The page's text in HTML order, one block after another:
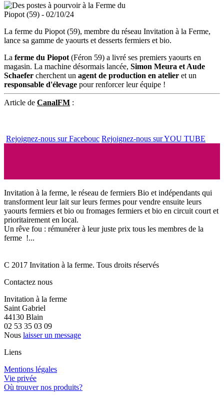
La ferme du Piopot (59), membre du réseau Invitation à la Ferme,
lance sa gamme de yaourts et desserts fermiers et bio.
La ferme du Piopot (Féron 59) a livré ses premiers yaourts en
magasin. La machine désormais lancée, Simon Meura et Aude
Schaefer cherchent un agent de production en atelier et un
responsable d'élevage pour renforcer leur équipe !
Article de CanalFM :
Rejoignez-nous sur Facebouc Rejoignez-nous sur YOU TUBE
Invitation à la ferme, le réseau de fermiers Bio et indépendants qui
transforment leur lait sur leurs fermes pour vendre ensuite leurs
yaourts fermiers et bio ou fromages fermiers et bio en circuit court et
prioritairement en local.
Un rêve fou : rémunérer à leur juste prix tous les membres de la
ferme !...
C 2017 Invitation à la ferme. Tous droits réservés
Contactez nous
Invitation à la ferme
Saint Gabriel
44130 Blain
02 53 35 03 09
Nous laisser un message
Liens
Mentions légales
Vie privée
Où trouver nos produits?